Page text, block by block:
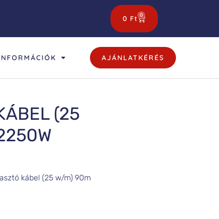
0 Ft 0
AJÁNLATKÉRÉS
(25
kábel (25 w/m) 90m